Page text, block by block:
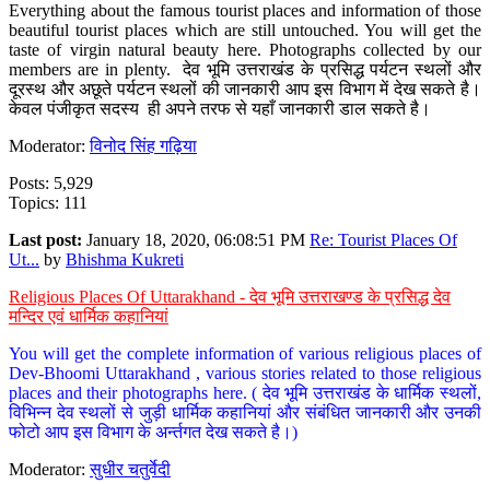
Everything about the famous tourist places and information of those
beautiful tourist places which are still untouched. You will get the
taste of virgin natural beauty here. Photographs collected by our
members are in plenty. देव भूमि उत्तराखंड के प्रसिद्ध पर्यटन स्थलों और
दूरस्थ और अछूते पर्यटन स्थलों की जानकारी आप इस विभाग में देख सकते है।
केवल पंजीकृत सदस्य ही अपने तरफ से यहाँ जानकारी डाल सकते है।
Moderator:विनोद सिंह गढ़िया
Posts: 5,929
Topics: 111
Last post: January 18, 2020, 06:08:51 PM Re: Tourist Places Of
Ut... by Bhishma Kukreti
Religious Places Of Uttarakhand - देव भूमि उत्तराखण्ड के प्रसिद्ध देव
मन्दिर एवं धार्मिक कहानियां
You will get the complete information of various religious places of
Dev-Bhoomi Uttarakhand , various stories related to those religious
places and their photographs here. ( देव भूमि उत्तराखंड के धार्मिक स्थलों,
विभिन्न देव स्थलों से जुड़ी धार्मिक कहानियां और संबंधित जानकारी और उनकी
फोटो आप इस विभाग के अर्न्तगत देख सकते है।)
Moderator:सुधीर चतुर्वेदी